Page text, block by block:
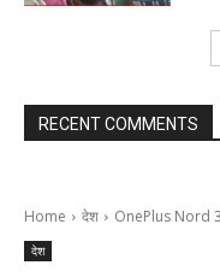
RECENT COMMENTS